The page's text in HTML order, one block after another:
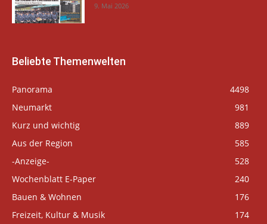
9. Mai 2026
Beliebte Themenwelten
Panorama
4498
Neumarkt
981
Kurz und wichtig
889
Aus der Region
585
-Anzeige-
528
Wochenblatt E-Paper
240
Bauen & Wohnen
176
Freizeit, Kultur & Musik
174